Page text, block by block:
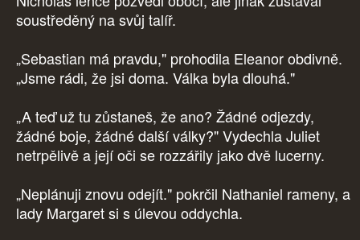
soustředěný na svůj talíř.
„Sebastian má pravdu," prohodila Eleanor obdivně.
„Jsme rádi, že jsi doma. Válka byla dlouhá."
„A teď už tu zůstaneš, že ano? Žádné odjezdy,
žádné boje, žádné další války?" Vydechla Juliet
netrpělivě a její oči se rozzářily jako dvě lucerny.
„Neplánuji znovu odejít." pokrčil Nathaniel rameny, a
lady Margaret si s úlevou oddychla.